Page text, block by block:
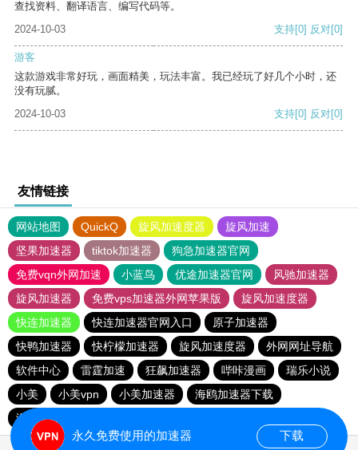
查找资料、翻译语言、编写代码等。
2024-10-03
支持[0] 反对[0]
游客
这款游戏非常好玩，画面精美，玩法丰富。我已经玩了好几个小时，还
没有玩腻。
2024-10-03
支持[0] 反对[0]
友情链接
网站地图 QuickQ 旋风加速度器
旋风加速
坚果加速器
tiktok加速器
狗急加速器官网
免费vqn外网加速
小蓝鸟 优途加速器官网
风驰加速器
旋风加速器
免费vps加速器外网苹果版
旋风加速度器
快连加速器
快连加速器官网入口
原子加速器
快鸭加速器
快柠檬加速器 旋风加速度器
外网网址导航
软件中心
雷霆加速 狂飙加速器 哔咔漫画
瑞乐小说
小美
小美vpn 小美加速器
海鸥加速器下载
海鸥加速度
永久免费使用的加速器 下载